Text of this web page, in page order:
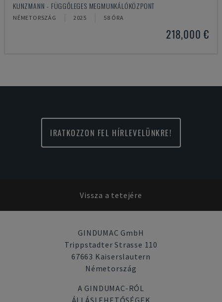
KUNZMANN - FÜGGŐLEGES MEGMUNKÁLÓKÖZPONT
NÉMETORSZÁG 2025 58 ÓRA
218,000 €
IRATKOZZON FEL HÍRLEVELÜNKRE!
Vissza a tetejére
GINDUMAC GmbH
Trippstadter Strasse 110
67663 Kaiserslautern
Németország
A GINDUMAC-RÓL
ÁLLÁSLEHETŐSÉGEK